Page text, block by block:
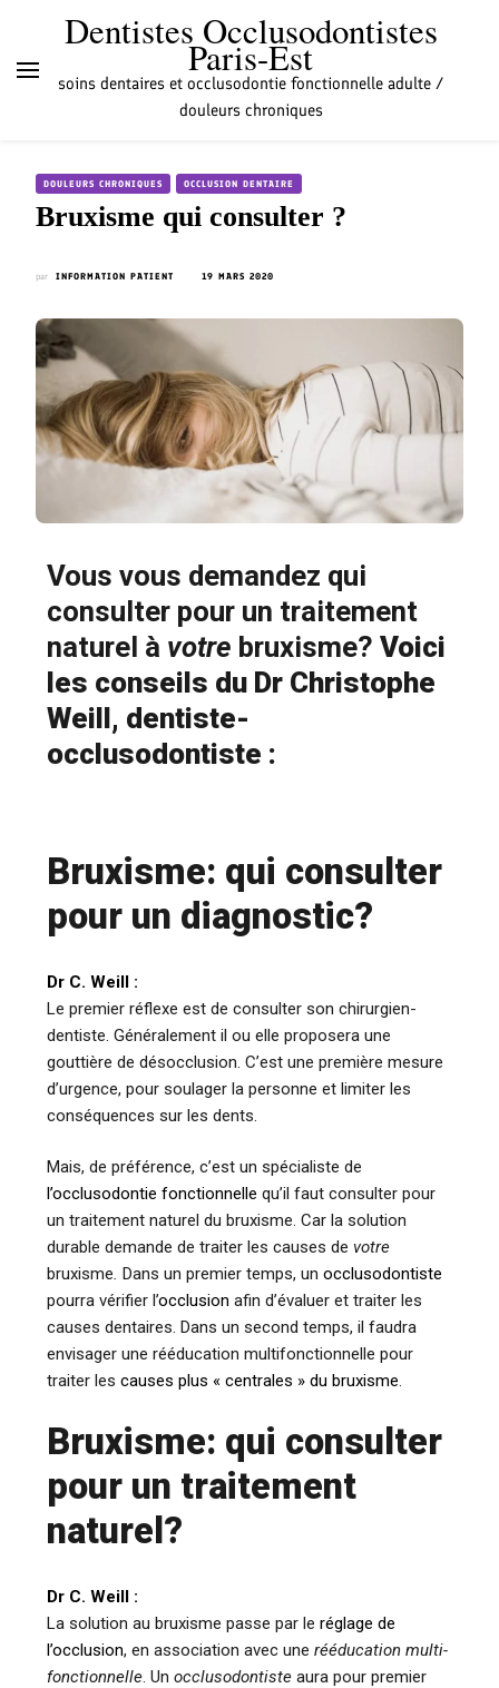
Dentistes Occlusodontistes
Paris-Est
soins dentaires et occlusodontie fonctionnelle adulte /
douleurs chroniques
DOULEURS CHRONIQUES OCCLUSION DENTAIRE
Bruxisme qui consulter ?
par INFORMATION PATIENT 19 MARS 2020
Vous vous demandez qui
consulter pour un traitement
naturel à votre bruxisme? Voici
les conseils du Dr Christophe
Weill, dentiste-
occlusodontiste :
Bruxisme: qui consulter
pour un diagnostic?
Dr C. Weill :
Le premier réflexe est de consulter son chirurgien-
dentiste. Généralement il ou elle proposera une
gouttière de désocclusion. C’est une première mesure
d’urgence, pour soulager la personne et limiter les
conséquences sur les dents.
Mais, de préférence, c’est un spécialiste de
l’occlusodontie fonctionnelle qu’il faut consulter pour
un traitement naturel du bruxisme. Car la solution
durable demande de traiter les causes de votre
bruxisme. Dans un premier temps, un occlusodontiste
pourra vérifier l’occlusion afin d’évaluer et traiter les
causes dentaires. Dans un second temps, il faudra
envisager une rééducation multifonctionnelle pour
traiter les causes plus « centrales » du bruxisme.
Bruxisme: qui consulter
pour un traitement
naturel?
Dr C. Weill :
La solution au bruxisme passe par le réglage de
l’occlusion, en association avec une rééducation multi-
fonctionnelle. Un occlusodontiste aura pour premier